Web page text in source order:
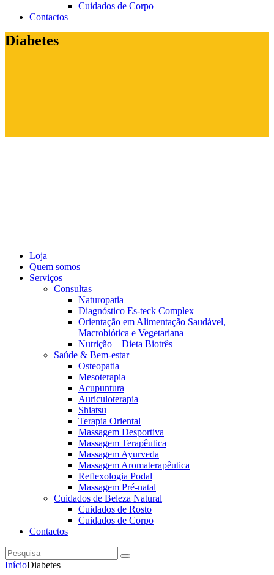
Cuidados de Corpo
Contactos
Diabetes
Loja
Quem somos
Serviços
Consultas
Naturopatia
Diagnóstico Es-teck Complex
Orientação em Alimentação Saudável,
Macrobiótica e Vegetariana
Nutrição – Dieta Biotrês
Saúde & Bem-estar
Osteopatia
Mesoterapia
Acupuntura
Auriculoterapia
Shiatsu
Terapia Oriental
Massagem Desportiva
Massagem Terapêutica
Massagem Ayurveda
Massagem Aromaterapêutica
Reflexologia Podal
Massagem Pré-natal
Cuidados de Beleza Natural
Cuidados de Rosto
Cuidados de Corpo
Contactos
Pesquisa
instagramm
facebook
InícioDiabetes